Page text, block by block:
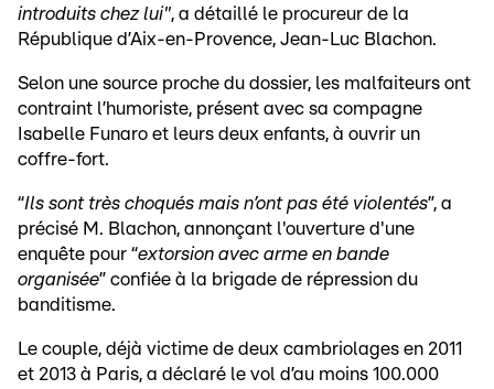
introduits chez lui", a détaillé le procureur de la
République d’Aix-en-Provence, Jean-Luc Blachon.
Selon une source proche du dossier, les malfaiteurs ont
contraint l’humoriste, présent avec sa compagne
Isabelle Funaro et leurs deux enfants, à ouvrir un
coffre-fort.
“Ils sont très choqués mais n’ont pas été violentés”, a
précisé M. Blachon, annonçant l'ouverture d'une
enquête pour “extorsion avec arme en bande
organisée” confiée à la brigade de répression du
banditisme.
Le couple, déjà victime de deux cambriolages en 2011
et 2013 à Paris, a déclaré le vol d’au moins 100.000